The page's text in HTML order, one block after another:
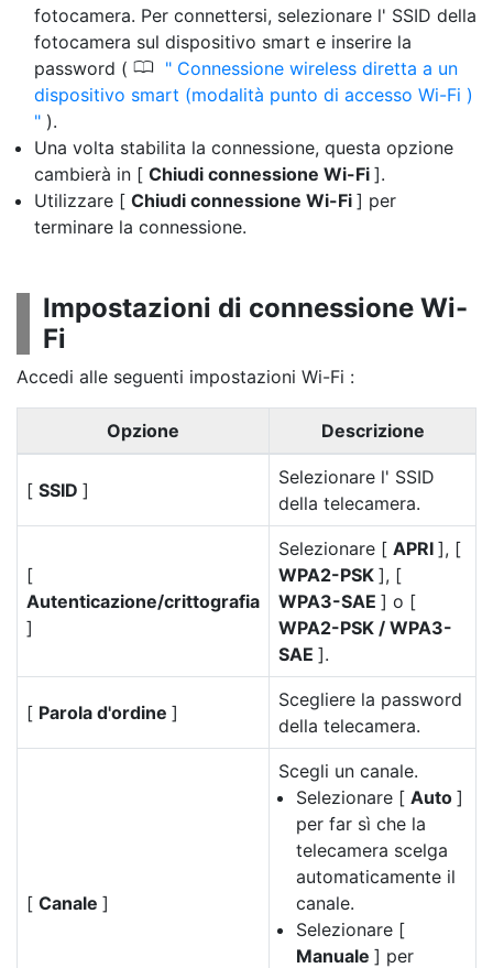
fotocamera. Per connettersi, selezionare l' SSID della
fotocamera sul dispositivo smart e inserire la
password ( 0
Connessione wireless diretta a un
dispositivo smart (modalità punto di accesso Wi-Fi )
).
Una volta stabilita la connessione, questa opzione
cambierà in [ Chiudi connessione Wi-Fi ].
Utilizzare [ Chiudi connessione Wi-Fi ] per
terminare la connessione.
Impostazioni di connessione Wi-
Fi
Accedi alle seguenti impostazioni Wi-Fi :
Opzione Descrizione
[ SSID ]
Selezionare l' SSID
della telecamera.
[
Autenticazione/crittografia
]
Selezionare [ APRI ], [
WPA2-PSK ], [
WPA3-SAE ] o [
WPA2-PSK / WPA3-
SAE ].
[ Parola d'ordine ]
Scegliere la password
della telecamera.
[ Canale ]
Scegli un canale.
Selezionare [ Auto ]
per far sì che la
telecamera scelga
automaticamente il
canale.
Selezionare [
Manuale ] per